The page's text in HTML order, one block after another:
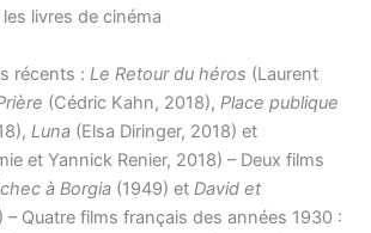
livres de cinéma
récents : Le Retour du héros (Laurent
(Cédric Kahn, 2018), Place publique
Luna (Elsa Diringer, 2018) et
et Yannick Renier, 2018) – Deux films
à Borgia (1949) et David et
– Quatre films français des années 1930 :